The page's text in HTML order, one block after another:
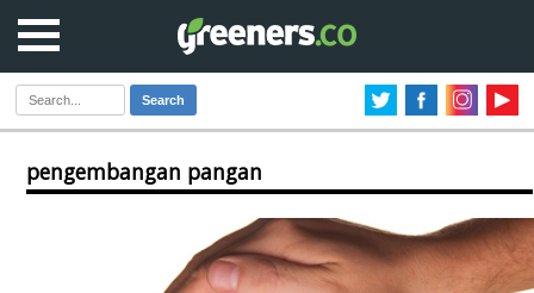
Search
pengembangan pangan